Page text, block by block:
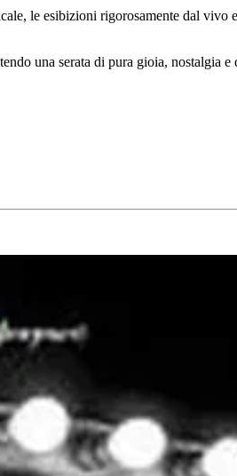
le esibizioni rigorosamente dal
una serata di pura gioia, nostalgia e